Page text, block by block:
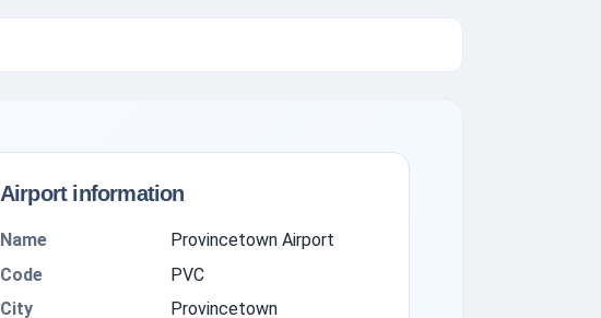
Airport information
Name
Provincetown Airport
Code
PVC
City
Provincetown